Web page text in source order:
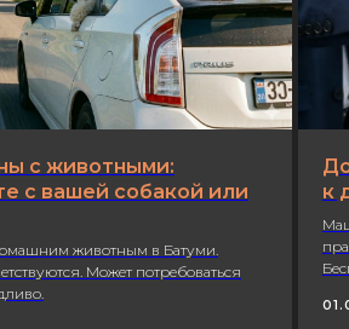
с животными:
с вашей собакой или
животным в Батуми.
Может потребоваться
к